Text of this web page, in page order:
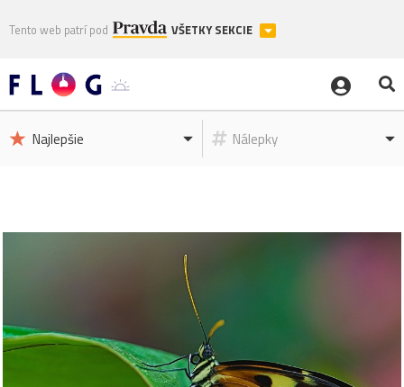
Tento web patrí pod VŠETKY SEKCIE
Najlepšie Nálepky